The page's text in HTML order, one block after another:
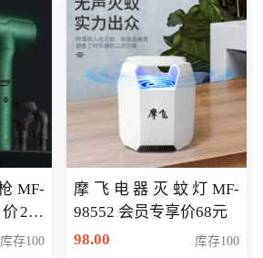
MF-
299
库存100
摩飞电器灭蚊灯MF-
98552 会员专享价68元
98.00
库存100